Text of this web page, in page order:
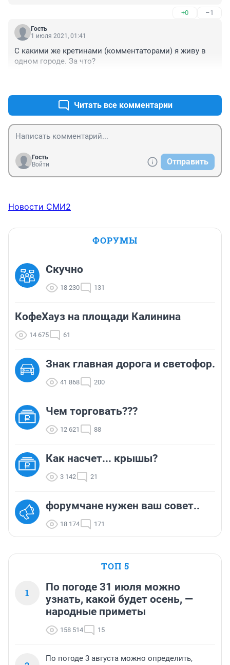
строить, то что тогда у нас за нормы строительства
сейчас действуют??? раз это здание само
разваливается? Ведь девочка не сорвалась, не упала,
Третье - пассивность властей в решении вопросов
этого долгостроя, но предварительно - создание
родительский недосмотр! Дети всегда во все времена
по стройкам лазили, потому что это - дети, и ничего
не происходило...
+0 –1
Гость
1 июля 2021, 01:41
С какими же кретинами (комментаторами) я живу в
одном городе. За что?
Читать все комментарии
Гость
Войти
Отправить
Новости СМИ2
ФОРУМЫ
Скучно
18 230 131
КофеХауз на площади Калинина
14 675 61
Знак главная дорога и светофор.
41 868 200
Чем торговать???
12 621 88
Как насчет... крышы?
3 142 21
форумчане нужен ваш совет..
18 174 171
ТОП 5
1
По погоде 31 июля можно
узнать, какой будет осень, —
народные приметы
158 514 15
По погоде 3 августа можно определить,